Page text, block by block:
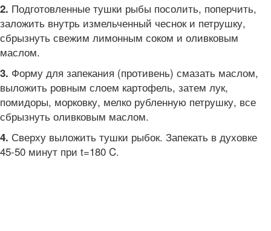
2. Подготовленные тушки рыбы посолить, поперчить,
заложить внутрь измельченный чеснок и петрушку,
сбрызнуть свежим лимонным соком и оливковым
маслом.
3. Форму для запекания (противень) смазать маслом,
выложить ровным слоем картофель, затем лук,
помидоры, морковку, мелко рубленную петрушку, все
сбрызнуть оливковым маслом.
4. Сверху выложить тушки рыбок. Запекать в духовке
45-50 минут при t=180 C.